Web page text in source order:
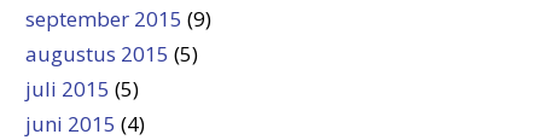
september 2015 (9)
augustus 2015 (5)
juli 2015 (5)
juni 2015 (4)